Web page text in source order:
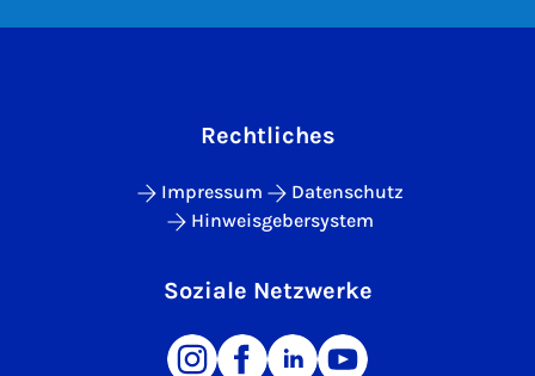
Rechtliches
Impressum
Datenschutz
Hinweisgebersystem
Soziale Netzwerke